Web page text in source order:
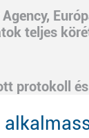
teljes
protokoll